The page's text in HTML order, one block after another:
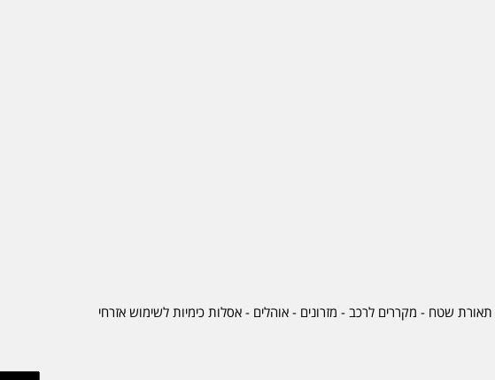
תאורת שטח - מקררים לרכב - מזרונים - אוהלים - אסלות כימיות לשימוש אזרחי